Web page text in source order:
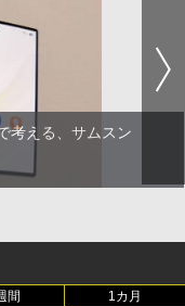
考える、サムスン
間 1カ月